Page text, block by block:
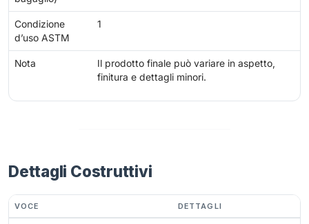
Condizione
d’uso ASTM
1
Nota
Il prodotto finale può variare in aspetto,
finitura e dettagli minori.
Dettagli Costruttivi
VOCE DETTAGLI